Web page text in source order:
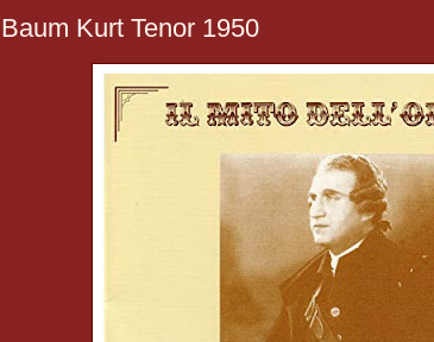
Baum Kurt Tenor 1950